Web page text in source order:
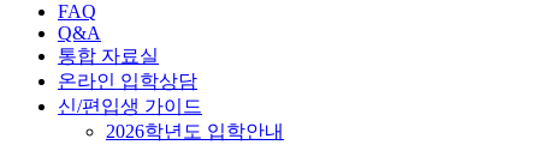
FAQ
Q&A
통합 자료실
온라인 입학상담
신/편입생 가이드
2026학년도 입학안내